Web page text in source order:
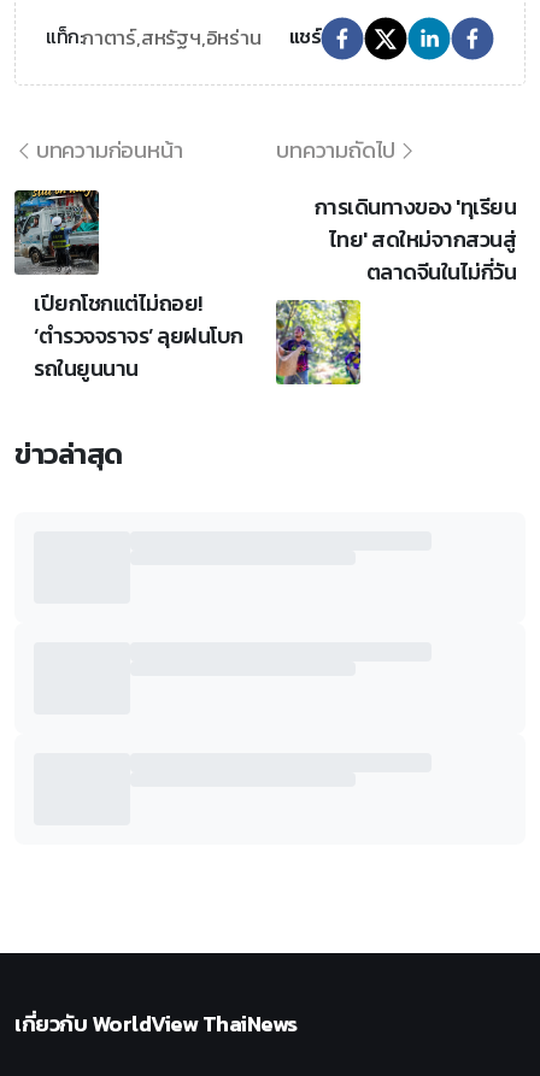
แท็ก:กาตาร์,สหรัฐฯ,อิหร่าน แชร์
บทความก่อนหน้า
เปียกโชกแต่ไม่ถอย!
‘ตำรวจจราจร’ ลุยฝนโบก
รถในยูนนาน
บทความถัดไป
การเดินทางของ 'ทุเรียน
ไทย' สดใหม่จากสวนสู่
ตลาดจีนในไม่กี่วัน
ข่าวล่าสุด
เกี่ยวกับWorldView ThaiNews